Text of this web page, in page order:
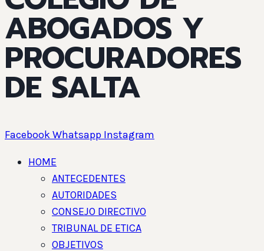
ABOGADOS Y
PROCURADORES
DE SALTA
FacebookWhatsapp Instagram
HOME
ANTECEDENTES
AUTORIDADES
CONSEJO DIRECTIVO
TRIBUNAL DE ETICA
OBJETIVOS